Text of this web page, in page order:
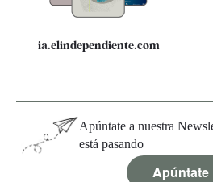
ia.elindependiente.com
Apúntate a nuestra
está pasando
Apúntate